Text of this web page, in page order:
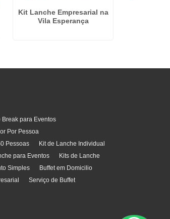
Kit Lanche Empresarial na
Vila Esperança
Break para Eventos
Por Pessoa
Pessoas
Kit de Lanche Individual
para Eventos
Kits de Lanche
Simples
Buffet em Domicilio
Serviço de Buffet